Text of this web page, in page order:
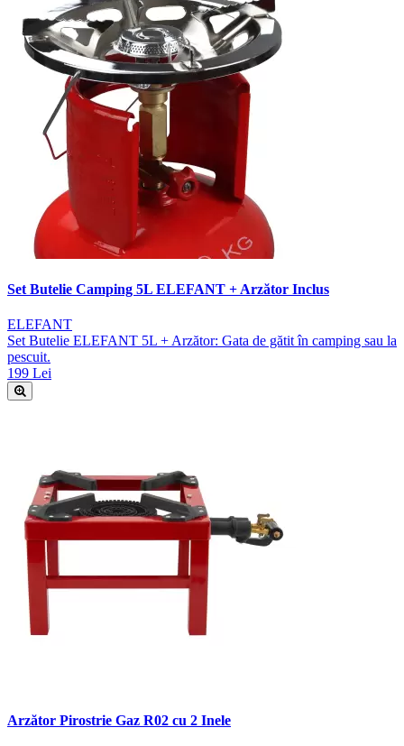
Set Butelie Camping 5L ELEFANT + Arzător Inclus
ELEFANT
Set Butelie ELEFANT 5L + Arzător: Gata de gătit în camping sau la
pescuit.
199 Lei
Arzător Pirostrie Gaz R02 cu 2 Inele